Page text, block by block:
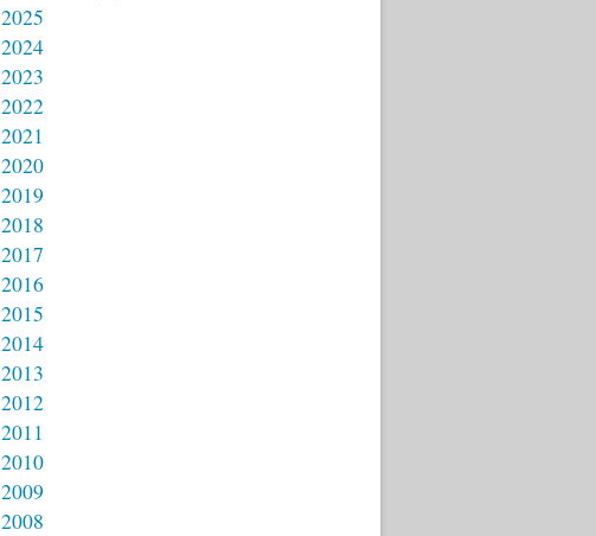
2025
2024
2023
2022
2021
2020
2019
2018
2017
2016
2015
2014
2013
2012
2011
2010
2009
2008